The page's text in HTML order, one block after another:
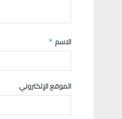
الاسم *
الموقع الإلكتروني